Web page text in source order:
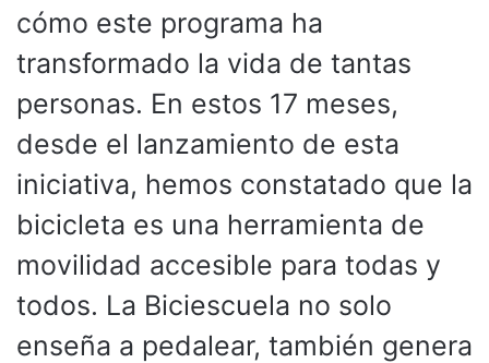
cómo este programa ha
transformado la vida de tantas
personas. En estos 17 meses,
desde el lanzamiento de esta
iniciativa, hemos constatado que la
bicicleta es una herramienta de
movilidad accesible para todas y
todos. La Biciescuela no solo
enseña a pedalear, también genera